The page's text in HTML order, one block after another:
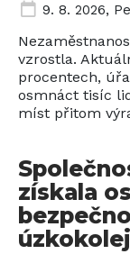
9. 8. 2026,
vzrostla.
procentech,
osmnáct tisíc
míst přitom
získala